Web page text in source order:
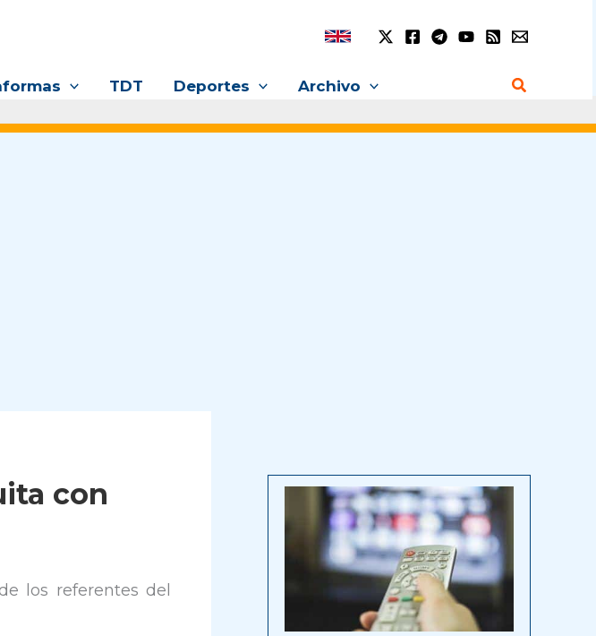
TDT Deportes Archivo Buscar
con
los referentes del